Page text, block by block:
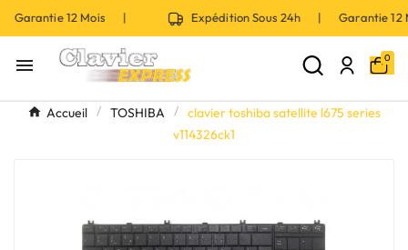
12 Mois | Expédition Sous 24h | Garantie
 0
Accueil TOSHIBA
clavier toshiba satellite l675 series
v114326ck1